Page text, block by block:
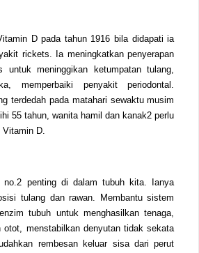
D pada tahun 1916 bila didapati ia
rickets. Ia meningkatkan penyerapan
untuk meninggikan ketumpatan tulang,
memperbaiki penyakitperiodontal
terdedah pada matahari sewaktu musim
55 tahun, wanita hamil dan kanak2 perlu
D.
no.2 penting di dalam tubuh kita. Ianya
tulang dan rawan. Membantu sistem
tubuh untuk menghasilkan tenaga,
otot, menstabilkan denyutan tidak sekata
rembesan keluar sisa dari perut